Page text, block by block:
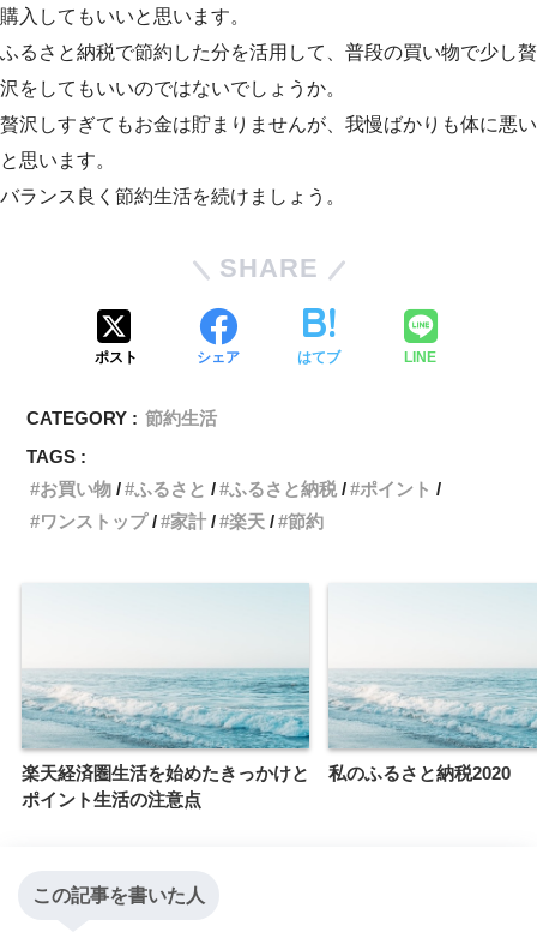
購入してもいいと思います。
ふるさと納税で節約した分を活用して、普段の買い物で少し贅
沢をしてもいいのではないでしょうか。
贅沢しすぎてもお金は貯まりませんが、我慢ばかりも体に悪い
と思います。
バランス良く節約生活を続けましょう。
SHARE
ポスト シェア はてブ LINE
CATEGORY : 節約生活
TAGS :
お買い物
ふるさと ふるさと納税
ポイント
ワンストップ
家計 楽天 節約
楽天経済圏生活を始めたきっかけと
ポイント生活の注意点
私のふるさと納税2020
この記事を書いた人